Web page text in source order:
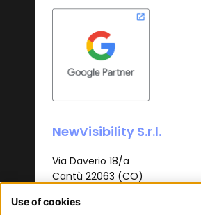
NewVisibility S.r.l.
Via Daverio 18/a
Cantù 22063 (CO)
info@newvisibility.it